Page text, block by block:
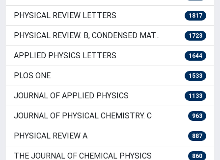
Rivista
SCIENTIFIC REPORTS 1897
PHYSICAL REVIEW LETTERS 1817
PHYSICAL REVIEW. B, CONDENSED MAT... 1723
APPLIED PHYSICS LETTERS 1644
PLOS ONE 1533